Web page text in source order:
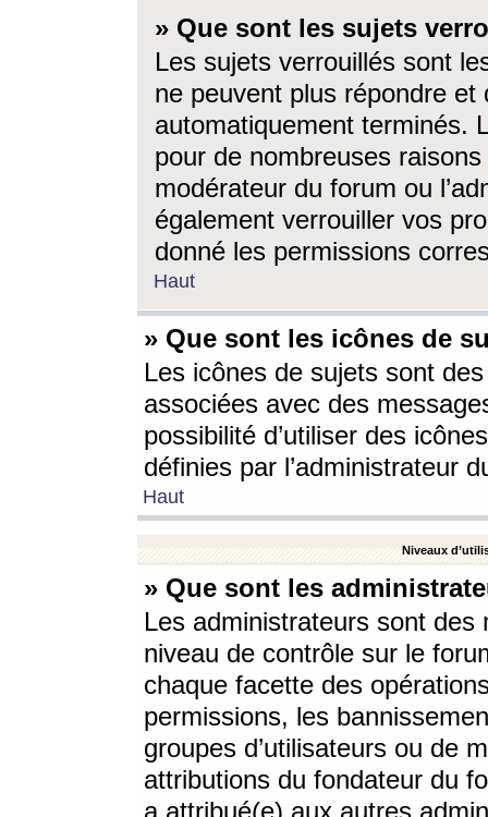
» Que sont les sujets
Les sujets verrouillés sont
ne peuvent plus répondre
automatiquement terminés.
pour de nombreuses
modérateur du forum ou
également verrouiller vos
donné les permissions
Haut
» Que sont les icônes de
Les icônes de sujets sont
associées avec des
possibilité d’utiliser des
définies par l’administrateur
Haut
Niveaux
» Que sont les
Les administrateurs sont
niveau de contrôle sur le
chaque facette des
permissions, les
groupes d’utilisateurs ou de
attributions du fondateur du